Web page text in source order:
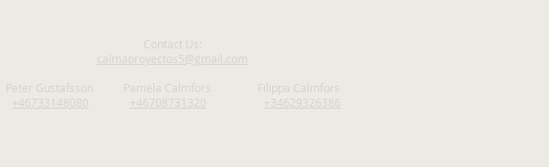
Contact Us:
calmaproyectos5@gmail.com
Peter Gustafsson Pamela Calmfors Filippa Calmfors
+46733148080
+46708731320 +34629326386